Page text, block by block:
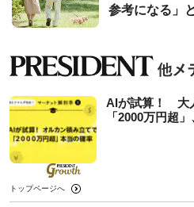
参考になる」
AIが試算！ 大
「2000万円超
トップページへ